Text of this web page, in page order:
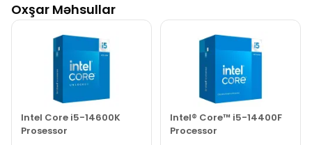
Oxşar Məhsullar
Intel Core i5-14600K
Prosessor
Intel® Core™ i5-14400F
Processor